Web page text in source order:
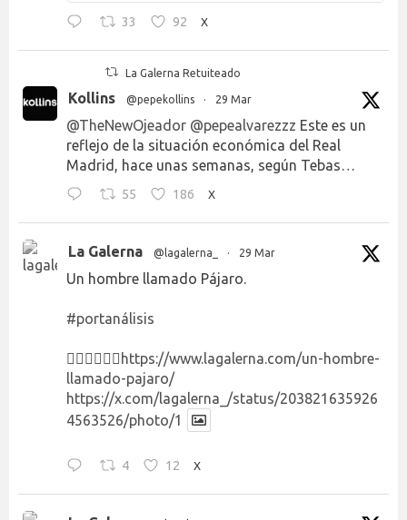
33 92 X
La Galerna Retuiteado
Kollins @pepekollins · 29 Mar
@TheNewOjeador @pepealvarezzz Este es un
reflejo de la situación económica del Real
Madrid, hace unas semanas, según Tebas…
55 186 X
La Galerna @lagalerna_ · 29 Mar
Un hombre llamado Pájaro.
#portanálisis
👉🏻👉🏻👉🏻 https://www.lagalerna.com/un-hombre-
llamado-pajaro/
https://x.com/lagalerna_/status/203821635926
4563526/photo/1
4 12 X